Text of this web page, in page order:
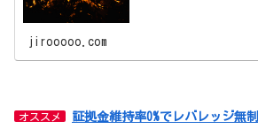
jirooooo.com
オススメ
証拠金維持率0%でレバレッジ無